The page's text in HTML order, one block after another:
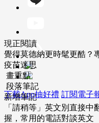
下載App抽好禮 訂閱電子
現正閱讀
覺得莫德納更時髦更酷？
疫苗迷思
畫重點
段落筆記
新增筆記
「請稍等」英文別直接中
握，常用的電話對談英文